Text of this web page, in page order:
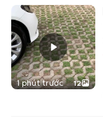
1 phút trước 12